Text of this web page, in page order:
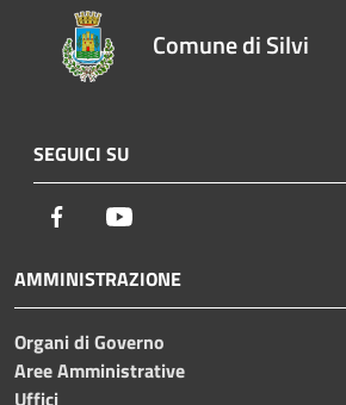
Comune di Silvi
SEGUICI SU
Facebook
AMMINISTRAZIONE
Organi di Governo
Aree Amministrative
Uffici